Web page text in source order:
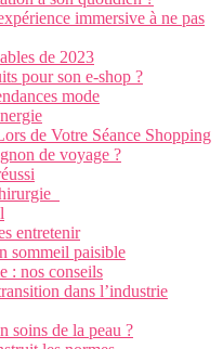
immersive à ne pas
de 2023
pour son e-shop ?
mode
de Votre Séance Shopping
de voyage ?
entretenir
sommeil paisible
: nos conseils
dans l’industrie
soins de la peau ?